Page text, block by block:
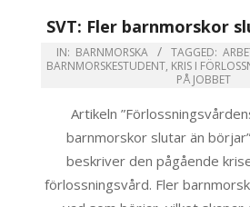
SVT: Fler barnmorskor
IN: BARNMORSKA TAGGED:
BARNMORSKESTUDENT, KRIS I
PÅ JOBBET
Artikeln
barnmorskor slutar än
beskriver den pågående
förlossningsvård. Fler